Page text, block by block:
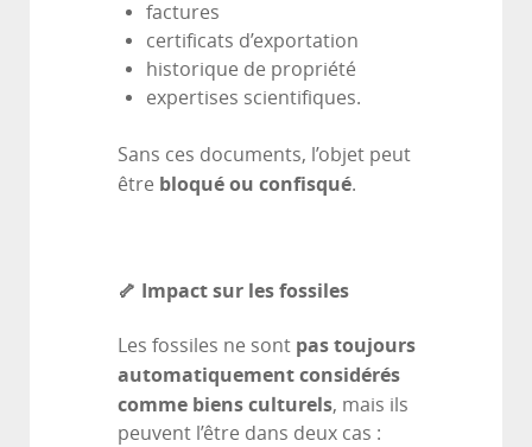
factures
certificats d’exportation
historique de propriété
expertises scientifiques.
Sans ces documents, l’objet peut
être bloqué ou confisqué.
🦴 Impact sur les fossiles
Les fossiles ne sont pas toujours
automatiquement considérés
comme biens culturels, mais ils
peuvent l’être dans deux cas :